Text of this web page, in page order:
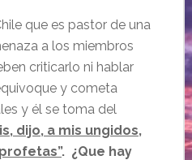
que es pastor de una
a los miembros
criticarlo ni hablar
y cometa
y él se toma del
dijo, a mis ungidos,
. ¿Que hay